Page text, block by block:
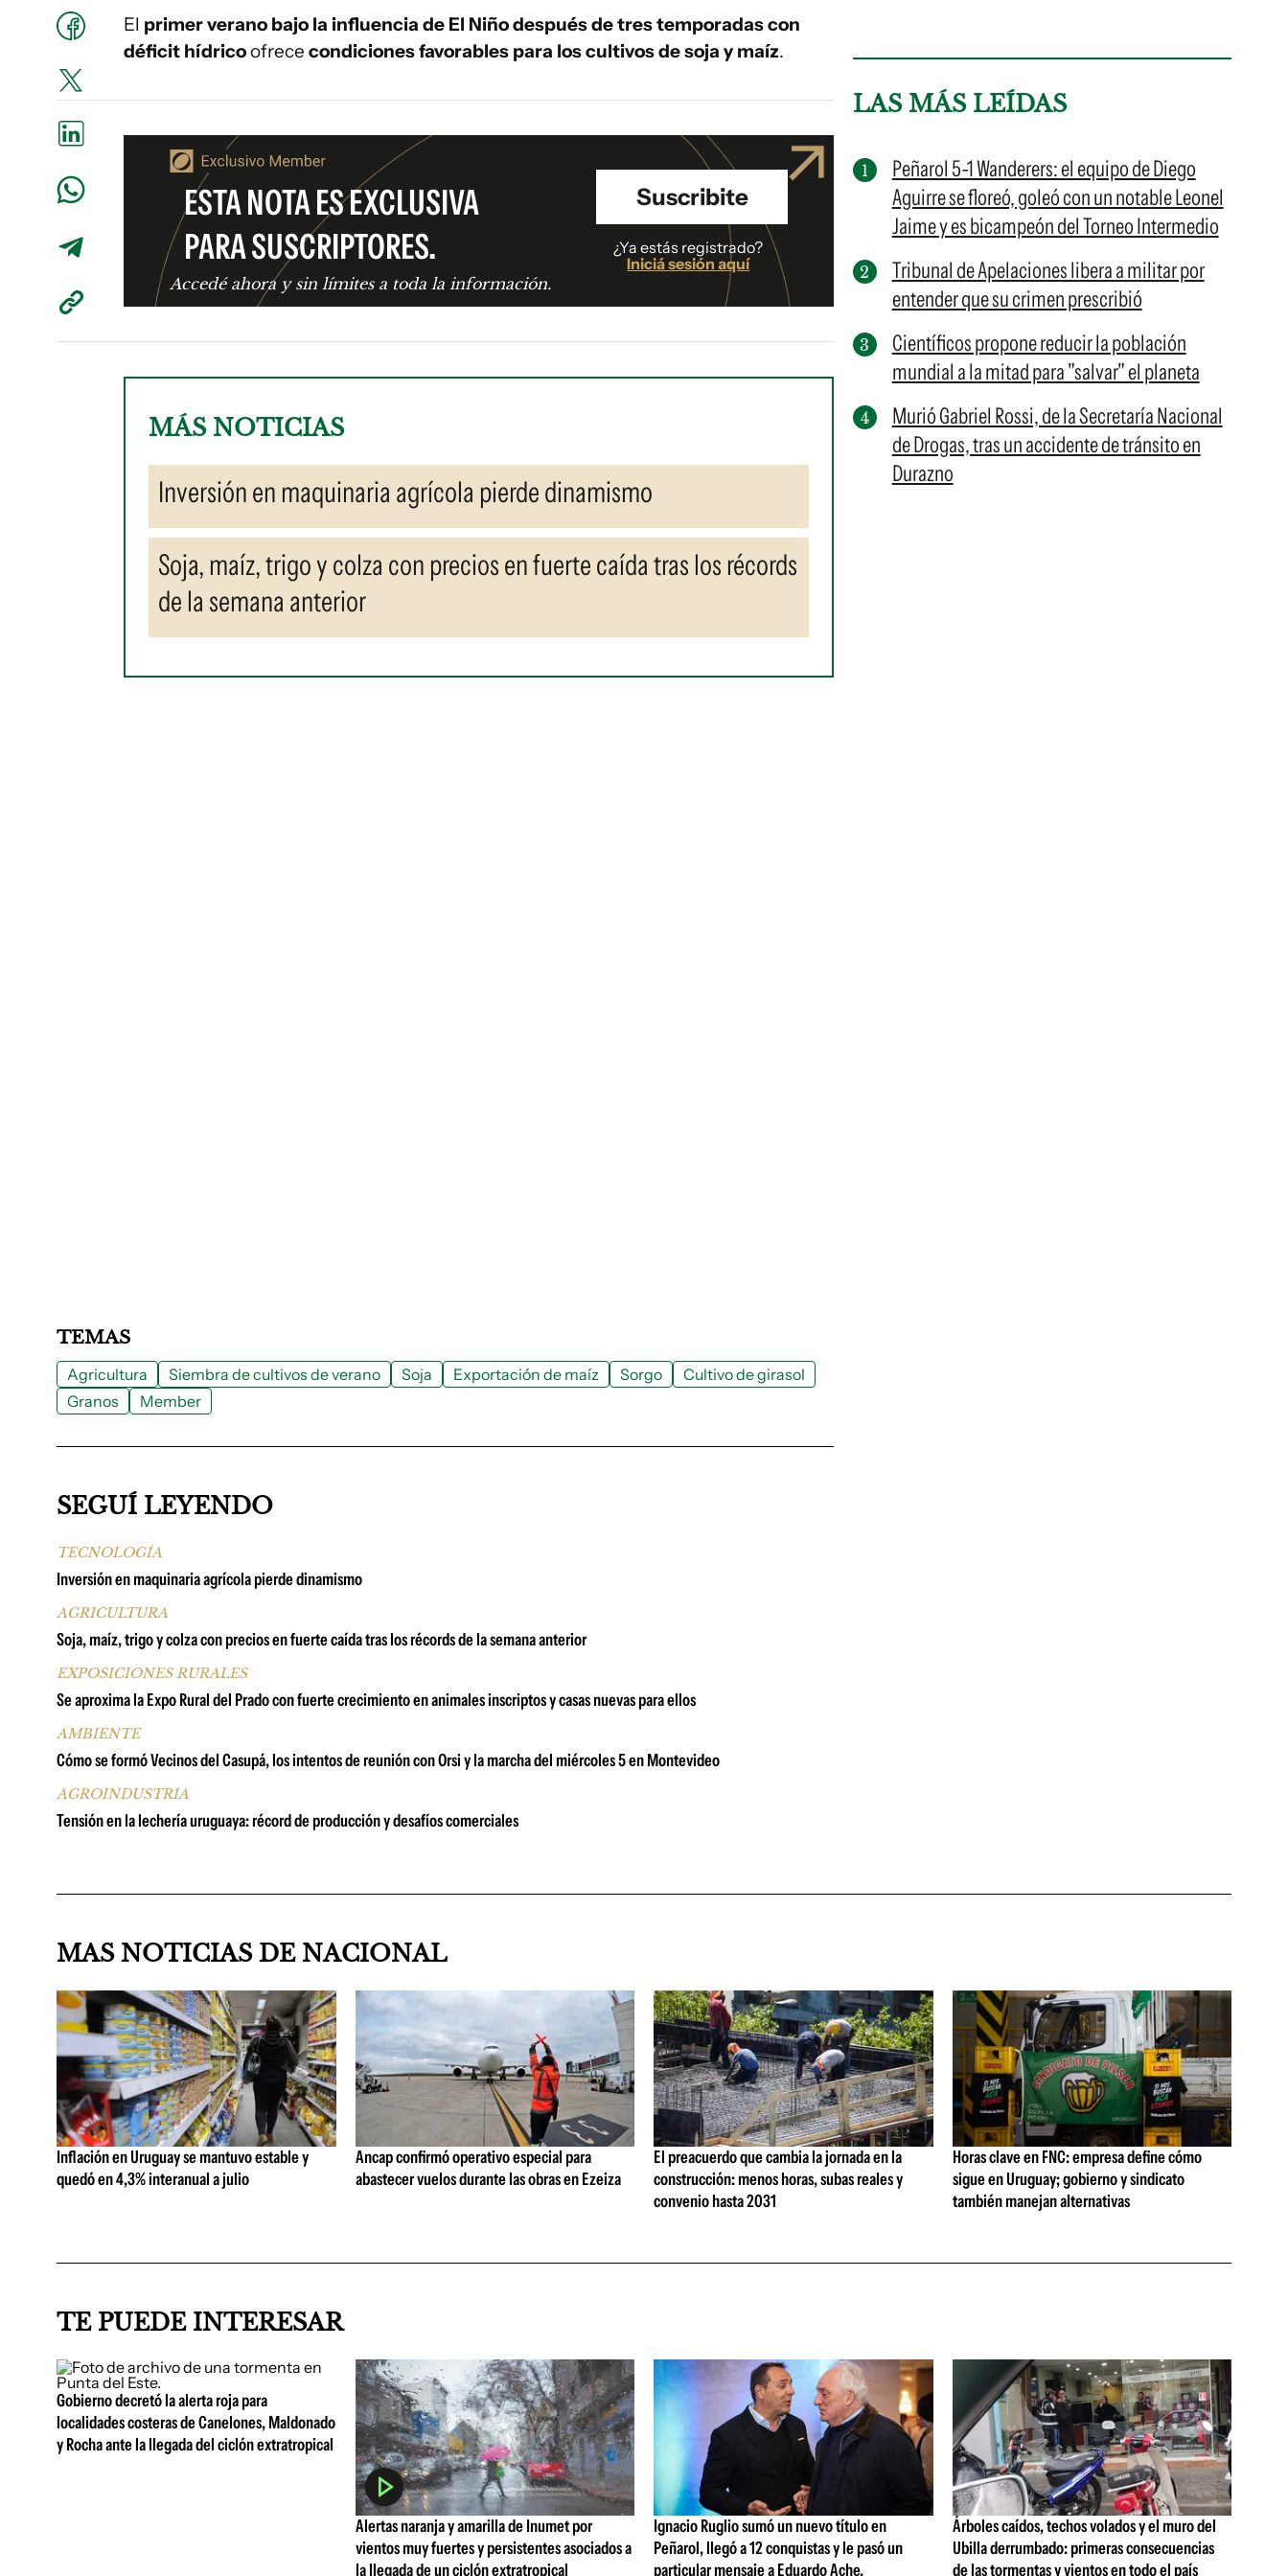
El primer verano bajo la influencia de El Niño después de tres temporadas con
déficit hídricoofrece condiciones favorables para los cultivos de soja y maíz.
ESTA NOTA ES EXCLUSIVA
PARA SUSCRIPTORES.
Accedé ahora y sin límites a toda la información.
Suscribite
¿Ya estás registrado?
Iniciá sesión aquí
MÁS NOTICIAS
Inversión en maquinaria agrícola pierde dinamismo
Soja, maíz, trigo y colza con precios en fuerte caída tras los récords
de la semana anterior
LAS MÁS LEÍDAS
Peñarol 5-1 Wanderers: el equipo de Diego
Aguirre se floreó, goleó con un notable Leonel
Jaime y es bicampeón del Torneo Intermedio
Tribunal de Apelaciones libera a militar por
entender que su crimen prescribió
Científicos propone reducir la población
mundial a la mitad para "salvar" el planeta
Murió Gabriel Rossi, de la Secretaría Nacional
de Drogas, tras un accidente de tránsito en
Durazno
TEMAS
Agricultura Siembra de cultivos de verano Soja Exportación de maíz Sorgo
Cultivo de girasol
Granos
Member
SEGUÍ LEYENDO
TECNOLOGÍA
Inversión en maquinaria agrícola pierde dinamismo
AGRICULTURA
Soja, maíz, trigo y colza con precios en fuerte caída tras los récords de la semana anterior
EXPOSICIONES RURALES
Se aproxima la Expo Rural del Prado con fuerte crecimiento en animales inscriptos y casas nuevas para ellos
AMBIENTE
Cómo se formó Vecinos del Casupá, los intentos de reunión con Orsi y la marcha del miércoles 5 en Montevideo
AGROINDUSTRIA
Tensión en la lechería uruguaya: récord de producción y desafíos comerciales
MAS NOTICIAS DE NACIONAL
Inflación en Uruguay se mantuvo estable y
quedó en 4,3% interanual a julio
Ancap confirmó operativo especial para
abastecer vuelos durante las obras en Ezeiza
El preacuerdo que cambia la jornada en la
construcción: menos horas, subas reales y
convenio hasta 2031
Horas clave en FNC: empresa define cómo
sigue en Uruguay; gobierno y sindicato
también manejan alternativas
TE PUEDE INTERESAR
Gobierno decretó la alerta roja para
localidades costeras de Canelones, Maldonado
y Rocha ante la llegada del ciclón extratropical
Alertas naranja y amarilla de Inumet por
vientos muy fuertes y persistentes asociados a
la llegada de un ciclón extratropical
Ignacio Ruglio sumó un nuevo título en
Peñarol, llegó a 12 conquistas y le pasó un
particular mensaje a Eduardo Ache,
Árboles caídos, techos volados y el muro del
Ubilla derrumbado: primeras consecuencias
de las tormentas y vientos en todo el país